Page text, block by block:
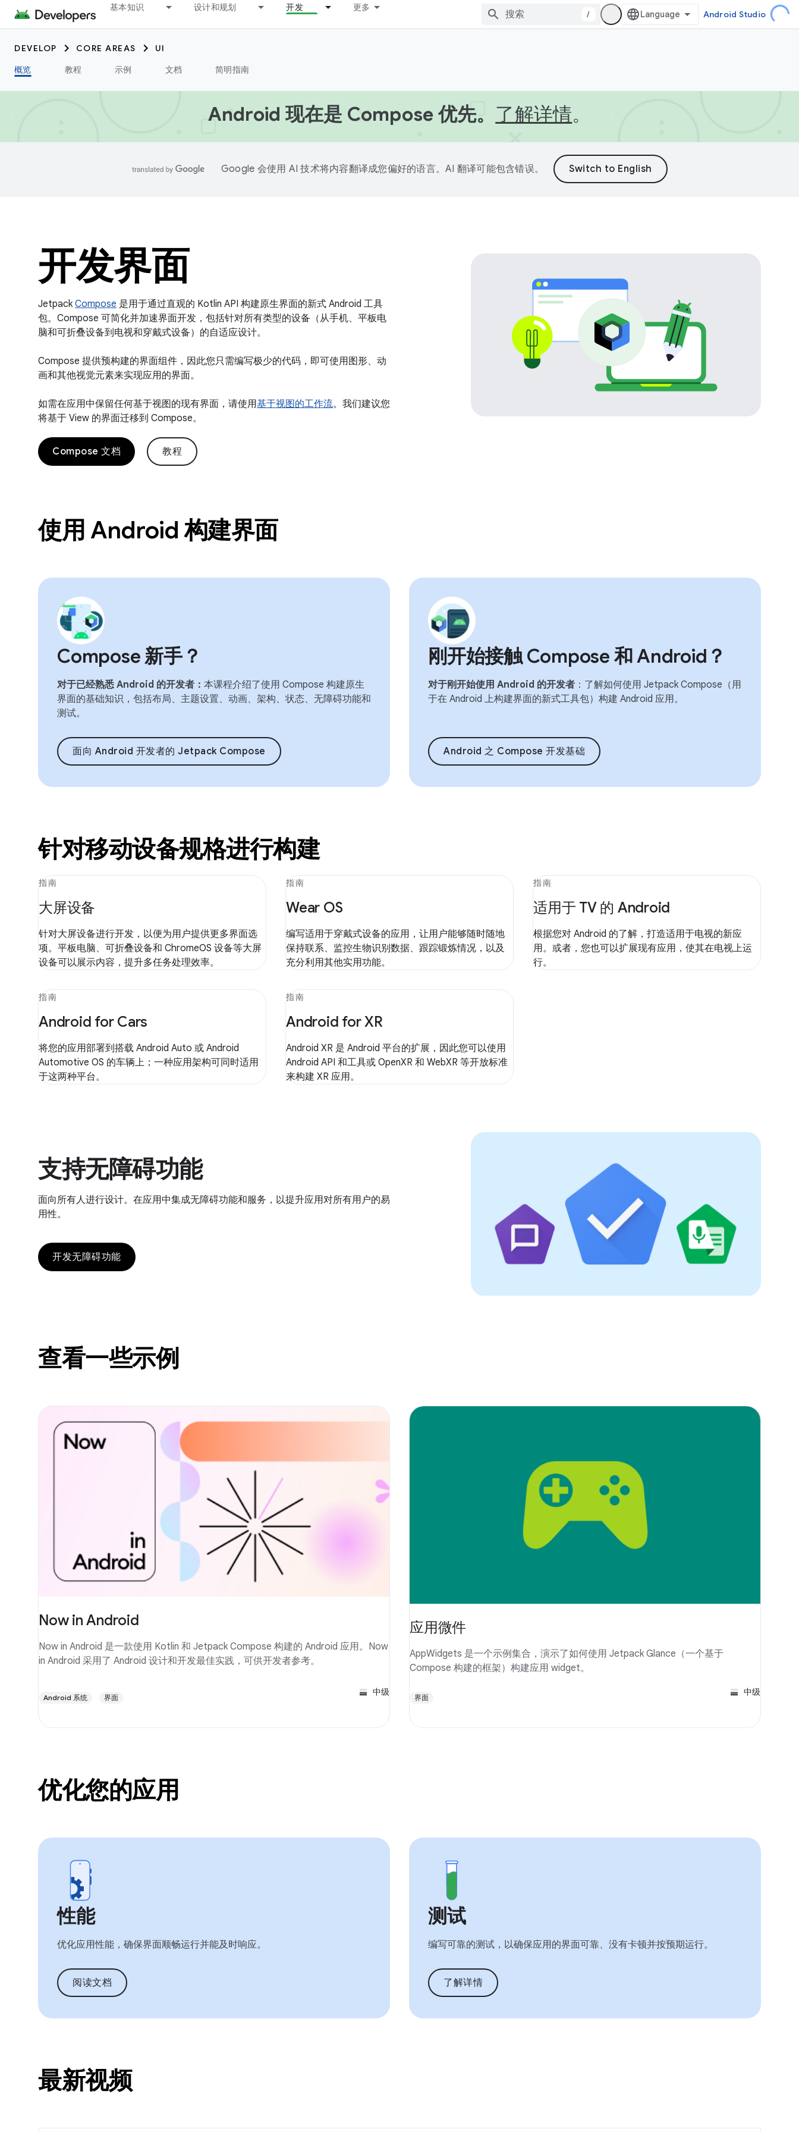
基本知识 设计和规划 开发 更多
/ Android Studio
DEVELOP CORE AREAS
UI
概览
教程 示例 文档 简明指南
Android 现在是 Compose 优先。 了解详情。
Google 会使用 AI 技术将内容翻译成您偏好的语言。AI 翻译可能包含错误。
开发界面
Jetpack Compose 是用于通过直观的 Kotlin API 构建原生界面的新式 Android 工具
包。Compose 可简化并加速界面开发，包括针对所有类型的设备（从手机、平板电
脑和可折叠设备到电视和穿戴式设备）的自适应设计。
Compose 提供预构建的界面组件，因此您只需编写极少的代码，即可使用图形、动
画和其他视觉元素来实现应用的界面。
如需在应用中保留任何基于视图的现有界面，请使用基于视图的工作流。我们建议您
将基于 View 的界面迁移到 Compose。
Compose 文档 教程
使用 Android 构建界面
Compose 新手？
对于已经熟悉 Android 的开发者： 本课程介绍了使用 Compose 构建原生
界面的基础知识，包括布局、主题设置、动画、架构、状态、无障碍功能和
测试。
面向 Android 开发者的 Jetpack Compose
刚开始接触 Compose 和 Android？
对于刚开始使用 Android 的开发者 ：了解如何使用 Jetpack Compose（用
于在 Android 上构建界面的新式工具包）构建 Android 应用。
Android 之 Compose 开发基础
针对移动设备规格进行构建
指南
大屏设备
针对大屏设备进行开发，以便为用户提供更多界面选
项。平板电脑、可折叠设备和 ChromeOS 设备等大屏
设备可以展示内容，提升多任务处理效率。
指南
Wear OS
编写适用于穿戴式设备的应用，让用户能够随时随地
保持联系、监控生物识别数据、跟踪锻炼情况，以及
充分利用其他实用功能。
指南
适用于 TV 的 Android
根据您对 Android 的了解，打造适用于电视的新应
用。或者，您也可以扩展现有应用，使其在电视上运
行。
指南
Android for Cars
将您的应用部署到搭载 Android Auto 或 Android
Automotive OS 的车辆上；一种应用架构可同时适用
于这两种平台。
指南
Android for XR
Android XR 是 Android 平台的扩展，因此您可以使用
Android API 和工具或 OpenXR 和 WebXR 等开放标准
来构建 XR 应用。
支持无障碍功能
面向所有人进行设计。在应用中集成无障碍功能和服务，以提升应用对所有用户的易
用性。
开发无障碍功能
查看一些示例
Now in Android
Now in Android 是一款使用 Kotlin 和 Jetpack Compose 构建的 Android 应用。Now
in Android 采用了 Android 设计和开发最佳实践，可供开发者参考。
Android 系统 界面
中级
应用微件
AppWidgets 是一个示例集合，演示了如何使用 Jetpack Glance（一个基于
Compose 构建的框架）构建应用 widget。
界面
中级
优化您的应用
性能
优化应用性能，确保界面顺畅运行并能及时响应。
阅读文档
测试
编写可靠的测试，以确保应用的界面可靠、没有卡顿并按预期运行。
了解详情
最新视频